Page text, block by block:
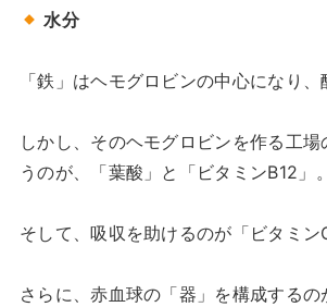
水分
「鉄」はヘモグロビンの中心になり、
しかし、そのヘモグロビンを作る工
うのが、「葉酸」と「ビタミンB12」。
そして、吸収を助けるのが「ビタミン
さらに、赤血球の「器」を構成するの